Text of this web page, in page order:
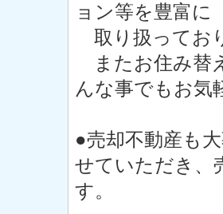
ョン等を豊富に
取り扱ってお
またお住み替
んな事でもお
●売却不動産も
せていただき、
す。